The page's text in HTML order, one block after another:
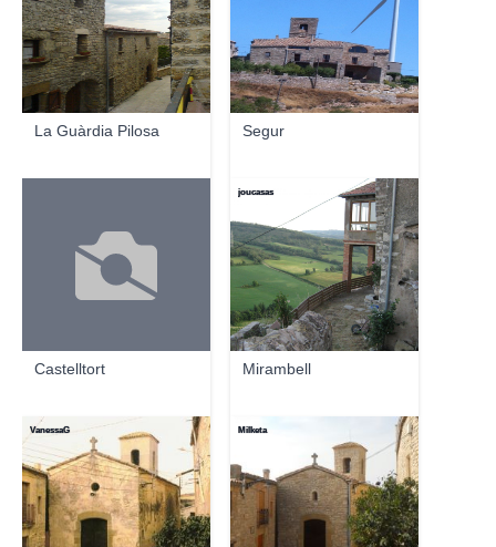
La Guàrdia Pilosa Segur
Castelltort Mirambell
joucasas
VanessaG Milketa